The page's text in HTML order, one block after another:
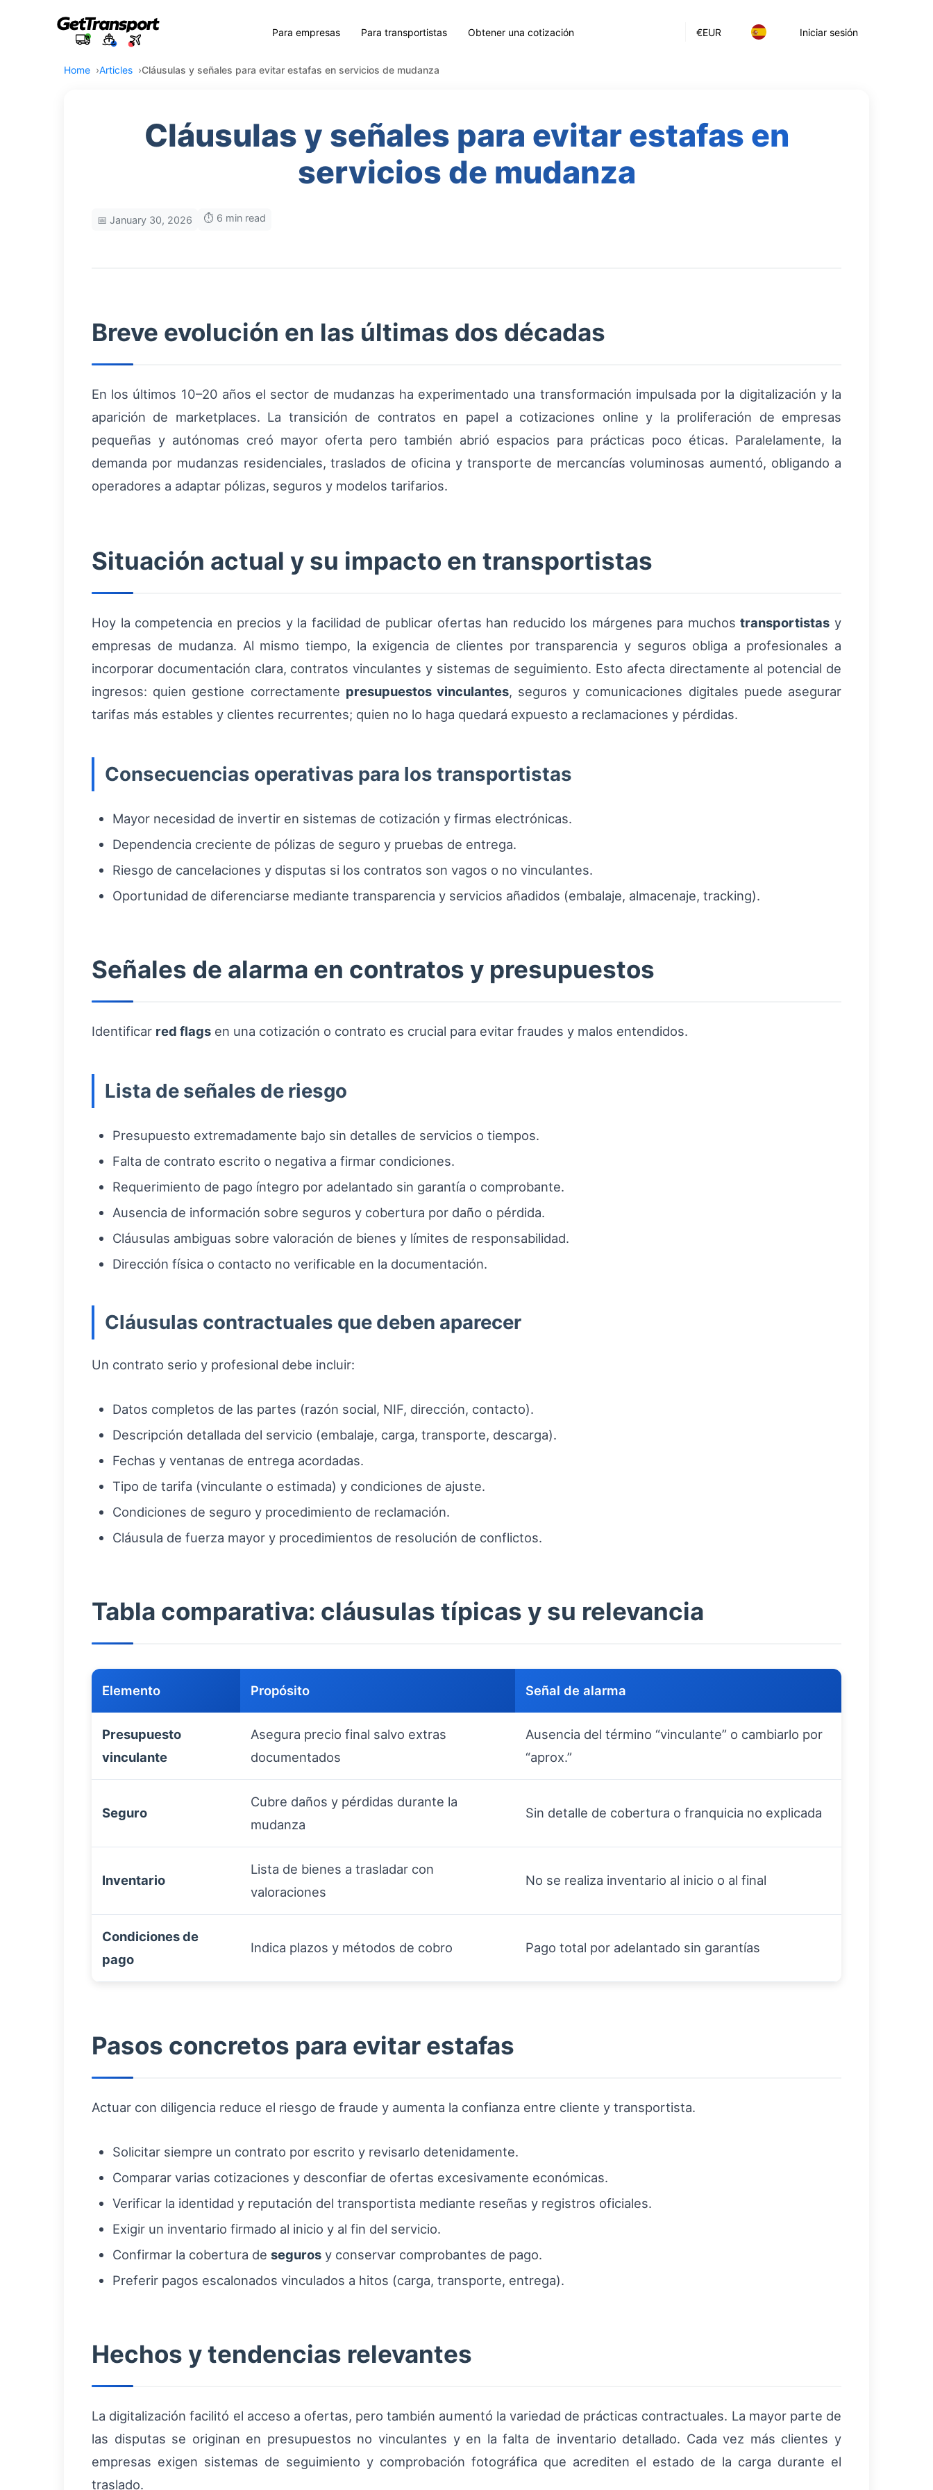
€EUR Iniciar sesión
Para empresas Para transportistas Obtener una cotización
Home Articles Cláusulas y señales para evitar estafas en servicios de mudanza
Cláusulas y señales para evitar estafas en
servicios de mudanza
📅 January 30, 2026 ⏱️ 6 min read
Breve evolución en las últimas dos décadas
En los últimos 10–20 años el sector de mudanzas ha experimentado una transformación impulsada por la digitalización y la
aparición de marketplaces. La transición de contratos en papel a cotizaciones online y la proliferación de empresas
pequeñas y autónomas creó mayor oferta pero también abrió espacios para prácticas poco éticas. Paralelamente, la
demanda por mudanzas residenciales, traslados de oficina y transporte de mercancías voluminosas aumentó, obligando a
operadores a adaptar pólizas, seguros y modelos tarifarios.
Situación actual y su impacto en transportistas
Hoy la competencia en precios y la facilidad de publicar ofertas han reducido los márgenes para muchostransportistas y
empresas de mudanza. Al mismo tiempo, la exigencia de clientes por transparencia y seguros obliga a profesionales a
incorporar documentación clara, contratos vinculantes y sistemas de seguimiento. Esto afecta directamente al potencial de
ingresos: quien gestione correctamente presupuestos vinculantes, seguros y comunicaciones digitales puede asegurar
tarifas más estables y clientes recurrentes; quien no lo haga quedará expuesto a reclamaciones y pérdidas.
Consecuencias operativas para los transportistas
Mayor necesidad de invertir en sistemas de cotización y firmas electrónicas.
Dependencia creciente de pólizas de seguro y pruebas de entrega.
Riesgo de cancelaciones y disputas si los contratos son vagos o no vinculantes.
Oportunidad de diferenciarse mediante transparencia y servicios añadidos (embalaje, almacenaje, tracking).
Señales de alarma en contratos y presupuestos
Identificar red flags en una cotización o contrato es crucial para evitar fraudes y malos entendidos.
Lista de señales de riesgo
Presupuesto extremadamente bajo sin detalles de servicios o tiempos.
Falta de contrato escrito o negativa a firmar condiciones.
Requerimiento de pago íntegro por adelantado sin garantía o comprobante.
Ausencia de información sobre seguros y cobertura por daño o pérdida.
Cláusulas ambiguas sobre valoración de bienes y límites de responsabilidad.
Dirección física o contacto no verificable en la documentación.
Cláusulas contractuales que deben aparecer
Un contrato serio y profesional debe incluir:
Datos completos de las partes (razón social, NIF, dirección, contacto).
Descripción detallada del servicio (embalaje, carga, transporte, descarga).
Fechas y ventanas de entrega acordadas.
Tipo de tarifa (vinculante o estimada) y condiciones de ajuste.
Condiciones de seguro y procedimiento de reclamación.
Cláusula de fuerza mayor y procedimientos de resolución de conflictos.
Tabla comparativa: cláusulas típicas y su relevancia
Elemento Propósito Señal de alarma
Presupuesto
vinculante
Asegura precio final salvo extras
documentados
Ausencia del término “vinculante” o cambiarlo por
“aprox.”
Seguro
Cubre daños y pérdidas durante la
mudanza
Sin detalle de cobertura o franquicia no explicada
Inventario
Lista de bienes a trasladar con
valoraciones
No se realiza inventario al inicio o al final
Condiciones de
pago
Indica plazos y métodos de cobro Pago total por adelantado sin garantías
Pasos concretos para evitar estafas
Actuar con diligencia reduce el riesgo de fraude y aumenta la confianza entre cliente y transportista.
Solicitar siempre un contrato por escrito y revisarlo detenidamente.
Comparar varias cotizaciones y desconfiar de ofertas excesivamente económicas.
Verificar la identidad y reputación del transportista mediante reseñas y registros oficiales.
Exigir un inventario firmado al inicio y al fin del servicio.
Confirmar la cobertura de seguros y conservar comprobantes de pago.
Preferir pagos escalonados vinculados a hitos (carga, transporte, entrega).
Hechos y tendencias relevantes
La digitalización facilitó el acceso a ofertas, pero también aumentó la variedad de prácticas contractuales. La mayor parte de
las disputas se originan en presupuestos no vinculantes y en la falta de inventario detallado. Cada vez más clientes y
empresas exigen sistemas de seguimiento y comprobación fotográfica que acrediten el estado de la carga durante el
traslado.